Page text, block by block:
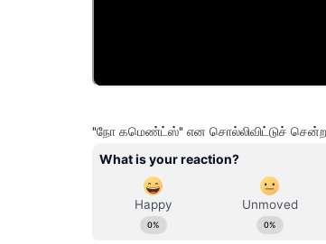
"நோ கமெண்ட்ஸ்" என சொல்லிவிட்டுச் சென்ற